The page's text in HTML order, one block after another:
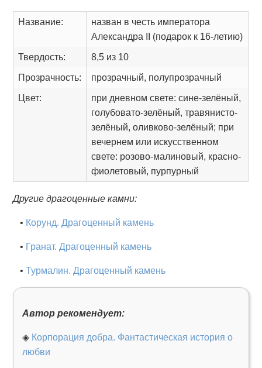
Название:
назван в честь императора
Александра II (подарок к 16-летию)
Твердость: 8,5 из 10
Прозрачность: прозрачный, полупрозрачный
Цвет:
при дневном свете: сине-зелёный,
голубовато-зелёный, травянисто-
зелёный, оливково-зелёный; при
вечернем или искусственном
свете: розово-малиновый, красно-
фиолетовый, пурпурный
Другие драгоценные камни:
• Корунд. Драгоценный камень
• Гранат. Драгоценный камень
•Турмалин. Драгоценный камень
Автор рекомендует:
◈ Корпорация добра. Фантастическая история о
любви